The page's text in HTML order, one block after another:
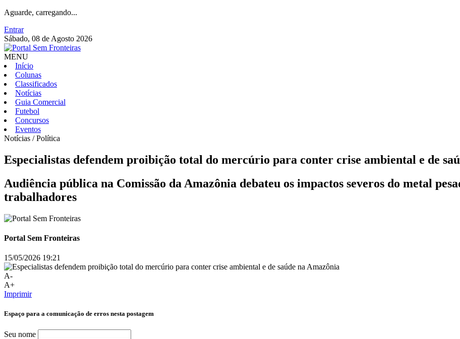
Aguarde, carregando...
Entrar
Sábado, 08 de Agosto 2026
MENU
Início
Colunas
Classificados
Notícias
Guia Comercial
Futebol
Concursos
Eventos
Notícias / Política
Especialistas defendem proibição total do mercúrio para conter crise ambiental e de
Audiência pública na Comissão da Amazônia debateu os impactos severos do metal
trabalhadores
Portal Sem Fronteiras
15/05/2026 19:21
A-
A+
Imprimir
Espaço para a comunicação de erros nesta postagem
Seu nome